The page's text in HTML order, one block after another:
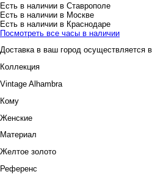
Есть в наличии в Ставрополе
Есть в наличии в Москве
Есть в наличии в Краснодаре
Посмотреть все часы в наличии
Доставка в ваш город осуществляется
Коллекция
Vintage Alhambra
Кому
Женские
Материал
Желтое золото
Референс